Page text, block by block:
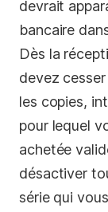
devrait
bancaire
Dès la
devez
les copies,
pour lequel
achetée
désactiver
série qui